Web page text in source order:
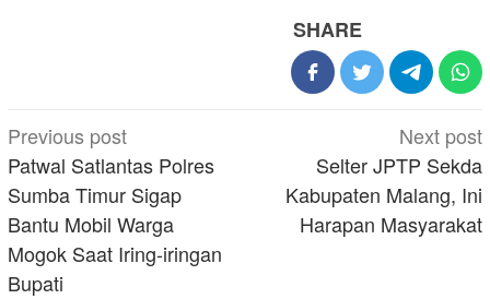
SHARE
Post
navigation
Previous post
Patwal Satlantas Polres
Sumba Timur Sigap
Bantu Mobil Warga
Mogok Saat Iring-iringan
Bupati
Next post
Selter JPTP Sekda
Kabupaten Malang, Ini
Harapan Masyarakat